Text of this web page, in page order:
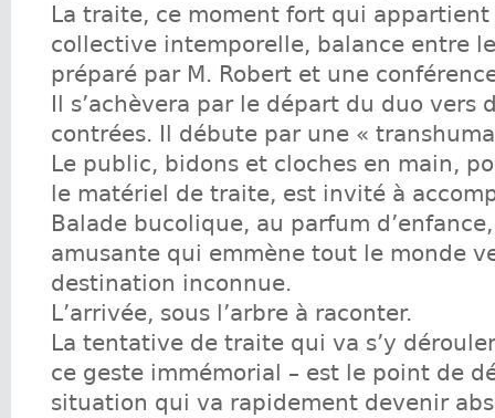
La traite, ce moment fort qui
collective intemporelle, balance entre
préparé par M. Robert et une
Il s’achèvera par le départ du duo vers
contrées. Il débute par une «
Le public, bidons et cloches en main,
le matériel de traite, est invité à
Balade bucolique, au parfum
amusante qui emmène tout le monde
destination inconnue.
L’arrivée, sous l’arbre à raconter.
La tentative de traite qui va s’y
ce geste immémorial – est le point de
situation qui va rapidement devenir